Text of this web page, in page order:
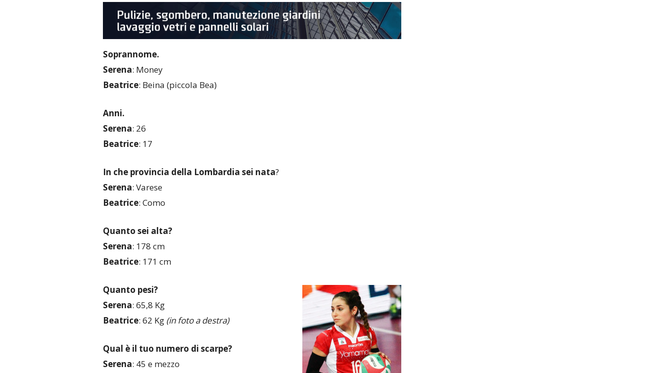
Soprannome.
Serena: Money
Beatrice: Beina (piccola Bea)
Anni.
Serena: 26
Beatrice: 17
In che provincia della Lombardia sei nata?
Serena: Varese
Beatrice: Como
Quanto sei alta?
Serena: 178 cm
Beatrice: 171 cm
Quanto pesi?
Serena: 65,8 Kg
Beatrice: 62 Kg (in foto a destra)
Qual è il tuo numero di scarpe?
Serena: 45 e mezzo